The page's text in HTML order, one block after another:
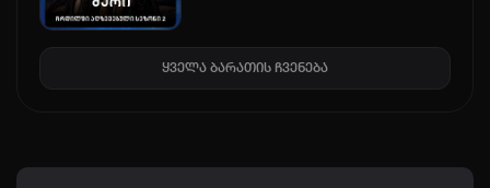
ყველა ბარათის ჩვენება